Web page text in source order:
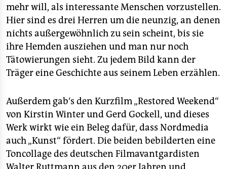
mehr will, als interessante Menschen vorzustellen.
Hier sind es drei Herren um die neunzig, an denen
nichts außergewöhnlich zu sein scheint, bis sie
ihre Hemden ausziehen und man nur noch
Tätowierungen sieht. Zu jedem Bild kann der
Träger eine Geschichte aus seinem Leben erzählen.
Außerdem gab‘s den Kurzfilm „Restored Weekend“
von Kirstin Winter und Gerd Gockell, und dieses
Werk wirkt wie ein Beleg dafür, dass Nordmedia
auch „Kunst“ fördert. Die beiden bebilderten eine
Toncollage des deutschen Filmavantgardisten